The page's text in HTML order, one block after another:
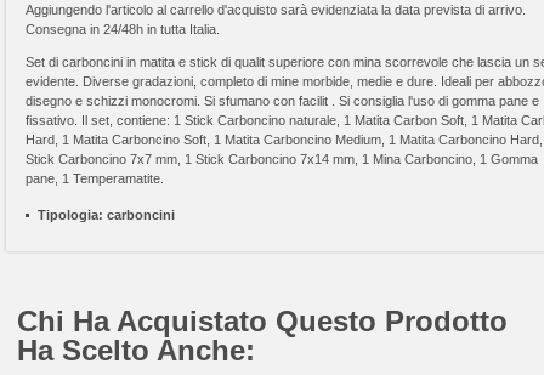
Aggiungendo l'articolo al carrello d'acquisto sarà evidenziata la data prevista di arrivo.
Consegna in 24/48h in tutta Italia.
Set di carboncini in matita e stick di qualit superiore con mina scorrevole che lascia un
evidente. Diverse gradazioni, completo di mine morbide, medie e dure. Ideali per
disegno e schizzi monocromi. Si sfumano con facilit . Si consiglia l'uso di gomma pane e
fissativo. Il set, contiene: 1 Stick Carboncino naturale, 1 Matita Carbon Soft, 1 Matita
Hard, 1 Matita Carboncino Soft, 1 Matita Carboncino Medium, 1 Matita Carboncino
Stick Carboncino 7x7 mm, 1 Stick Carboncino 7x14 mm, 1 Mina Carboncino, 1 Gomma
pane, 1 Temperamatite.
Tipologia: carboncini
Chi Ha Acquistato Questo Prodotto
Ha Scelto Anche: